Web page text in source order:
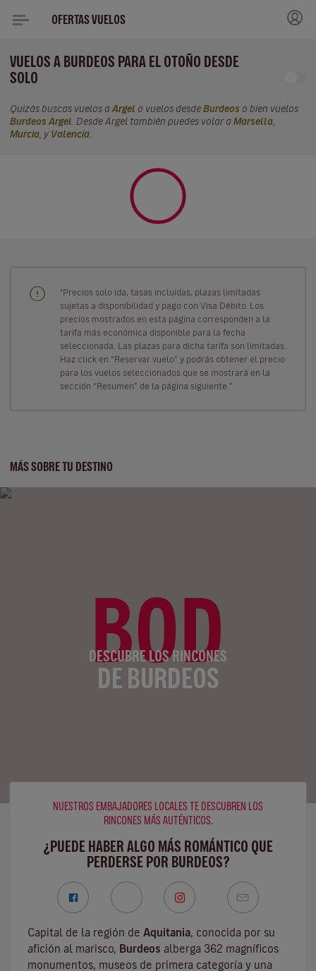
OFERTAS VUELOS
VUELOS A BURDEOS PARA EL OTOÑO DESDE
SOLO
Quizás buscas vuelos a Argel o vuelos desde Burdeos o bien vuelos
Burdeos Argel . Desde Argel también puedes volar a Marsella
Murcia , y Valencia
"Precios solo ida, tasas incluidas, plazas limitadas
sujetas a disponibilidad y pago con Visa Débito. Los
precios mostrados en esta página corresponden a la
tarifa más económica disponible para la fecha
seleccionada. Las plazas para dicha tarifa son limitadas.
Haz click en “Reservar vuelo” y podrás obtener el precio
para los vuelos seleccionados que se mostrará en la
sección “Resumen” de la página siguiente."
MÁS SOBRE TU DESTINO
BOD
DESCUBRE LOS RINCONES
DE BURDEOS
NUESTROS EMBAJADORES LOCALES TE DESCUBREN LOS
RINCONES MÁS AUTÉNTICOS.
¿PUEDE HABER ALGO MÁS ROMÁNTICO QUE
PERDERSE POR BURDEOS?
Capital de la región de Aquitania, conocida por su
afición al marisco, Burdeos alberga 362 magníficos
monumentos, museos de primera categoría y una